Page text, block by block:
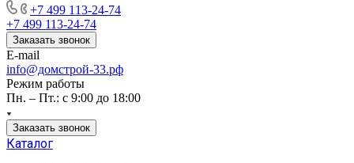
+7 499 113-24-74
+7 499 113-24-74
Заказать звонок
E-mail
info@домстрой-33.рф
Режим работы
Пн. – Пт.: с 9:00 до 18:00
Заказать звонок
Каталог